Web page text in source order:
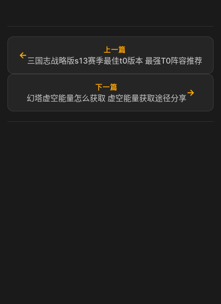
←
上一篇
三国志战略版s13赛季最佳t0版本 最强T0阵容推荐
下一篇
幻塔虚空能量怎么获取 虚空能量获取途径分享
→